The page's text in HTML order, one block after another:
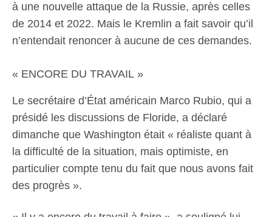
à une nouvelle attaque de la Russie, après celles
de 2014 et 2022. Mais le Kremlin a fait savoir qu’il
n’entendait renoncer à aucune de ces demandes.
« ENCORE DU TRAVAIL »
Le secrétaire d’État américain Marco Rubio, qui a
présidé les discussions de Floride, a déclaré
dimanche que Washington était « réaliste quant à
la difficulté de la situation, mais optimiste, en
particulier compte tenu du fait que nous avons fait
des progrès ».